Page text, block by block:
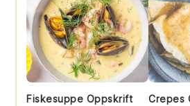
Fiskesuppe Oppskrift Crepes